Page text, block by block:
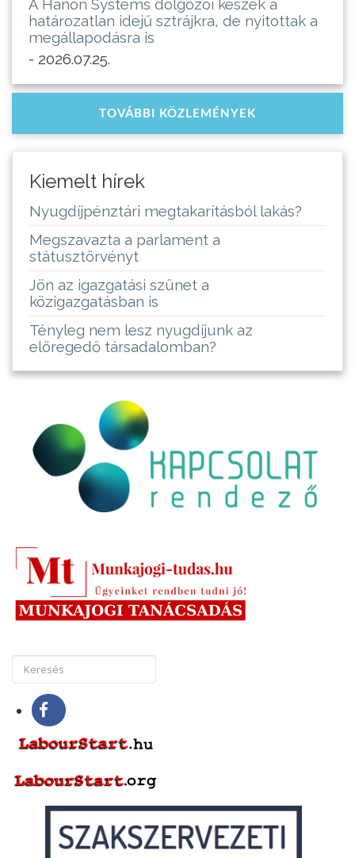
A Hanon Systems dolgozói készek a
határozatlan idejű sztrájkra, de nyitottak a
megállapodásra is
- 2026.07.25.
TOVÁBBI KÖZLEMÉNYEK
Kiemelt hírek
Nyugdíjpénztári megtakarításból lakás?
Megszavazta a parlament a
státusztörvényt
Jön az igazgatási szünet a
közigazgatásban is
Tényleg nem lesz nyugdíjunk az
elöregedő társadalomban?